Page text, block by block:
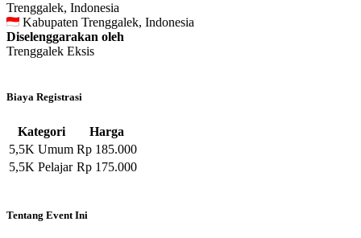
Trenggalek, Indonesia
Kabupaten Trenggalek, Indonesia
Diselenggarakan oleh
Trenggalek Eksis
Biaya Registrasi
Kategori
Harga
5,5K Umum Rp 185.000
5,5K Pelajar Rp 175.000
Tentang Event Ini